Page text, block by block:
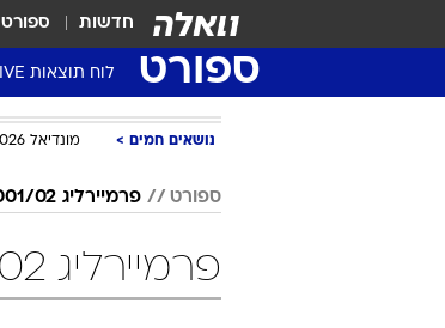
חדשות ספורט
ספורט לוח תוצאות LIVE
נושאים חמים מונדיאל 2026
ספורט פרמיירליג 2001/02
פרמיירליג 2001/02 מחזור 12 כדורגל